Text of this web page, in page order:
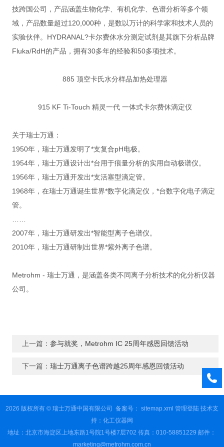
技跨国公司，产品涵盖生物化学、有机化学、色谱分析等多个领
域，产品数量超过120,000种，是数以万计的科学家和技术人员的
实验伙伴。HYDRANAL?卡尔费休水分测定试剂是其旗下分析品牌
Fluka/RdH的产品，拥有30多年的经验和50多项技术。
885 顶空卡氏水分样品加热处理器
915 KF Ti-Touch 精灵一代 一体式卡尔费休滴定仪
关于瑞士万通：
1950年，瑞士万通发明了*支复合pH电极。
1954年，瑞士万通设计出*台用于痕量分析的实用自动极谱仪。
1956年，瑞士万通开发出*支活塞型滴定管。
1968年，在瑞士万通诞生世界*数字化滴定仪，*台数字化电子滴定
管。
……
2007年，瑞士万通研发出*智能型离子色谱仪。
2010年，瑞士万通研制出世界*紫外离子色谱。
Metrohm - 瑞士万通，是涵盖各类不同离子分析技术的化分析仪器
公司。
上一篇： 参与就奖，Metrohm IC 25周年感恩回馈活动
下一篇： 瑞士万通离子色谱跨越25周年感恩回馈活动
2026 版权所有 © 瑞士万通中国有限公司 备案号： sitemap.xml 管理登陆技术支
持： 化工仪器网
地址：北京市海淀区上地东路1号院1号楼7层702 传真：010-58851229 邮件：
marketing@metrohm.com.cn